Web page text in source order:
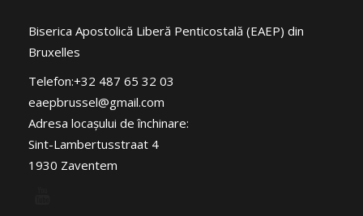
Biserica Apostolică Liberă Penticostală (EAEP) din
Bruxelles
Telefon:+32 487 65 32 03
eaepbrussel@gmail.com
Adresa locaşului de închinare:
Sint-Lambertusstraat 4
1930 Zaventem